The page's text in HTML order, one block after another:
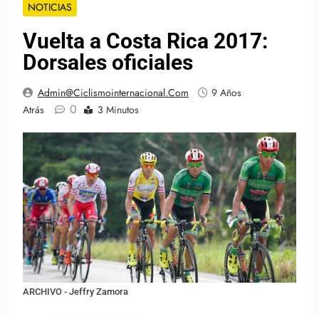
NOTICIAS
Vuelta a Costa Rica 2017:
Dorsales oficiales
Admin@ciclismointernacional.com
9 Años
Atrás
0 3 Minutos
ARCHIVO - Jeffry Zamora